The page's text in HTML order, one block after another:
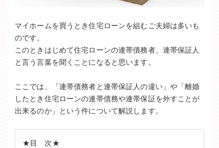
マイホームを買うとき住宅ローンを組むご夫婦は多いも
のです。
このときはじめて住宅ローンの連帯債務者、連帯保証人
と言う言葉を聞くことになると思います。
ここでは、「連帯債務者と連帯保証人の違い」や「離婚
したとき住宅ローンの連帯債務や連帯保証を外すことが
出来るのか」という件について解説します。
★目 次★